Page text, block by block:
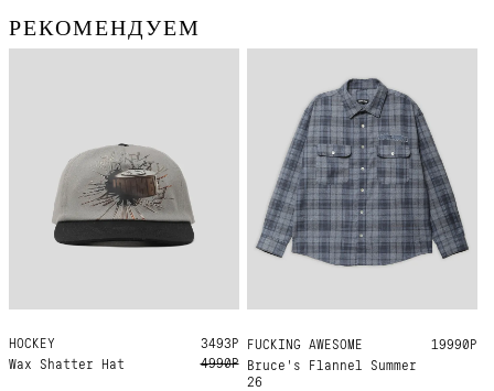
РЕКОМЕНДУЕМ
HOCKEY
Wax Shatter Hat
ONE SIZE
3493Р
4990Р
FUCKING AWESOME
Bruce's Flannel Summer
26
M L XL 19990Р